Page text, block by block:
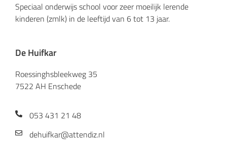
Speciaal onderwijs school voor zeer moeilijk lerende
kinderen (zmlk) in de leeftijd van 6 tot 13 jaar.
De Huifkar
Roessinghsbleekweg 35
7522 AH Enschede
053 431 21 48
dehuifkar@attendiz.nl